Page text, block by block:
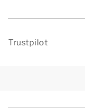
Trustpilot